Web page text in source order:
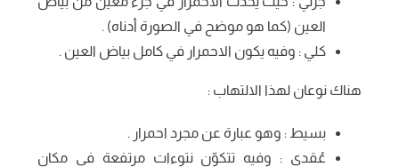
العين (كما هو موضح في الصورة أدناه) .
كلي : وفيه يكون الاحمرار في كامل بياض العين .
هناك نوعان لهذا الالتهاب :
بسيط : وهو عبارة عن مجرد احمرار .
عُقدي : وفيه تتكوّن نتوءات مرتفعة في مكان